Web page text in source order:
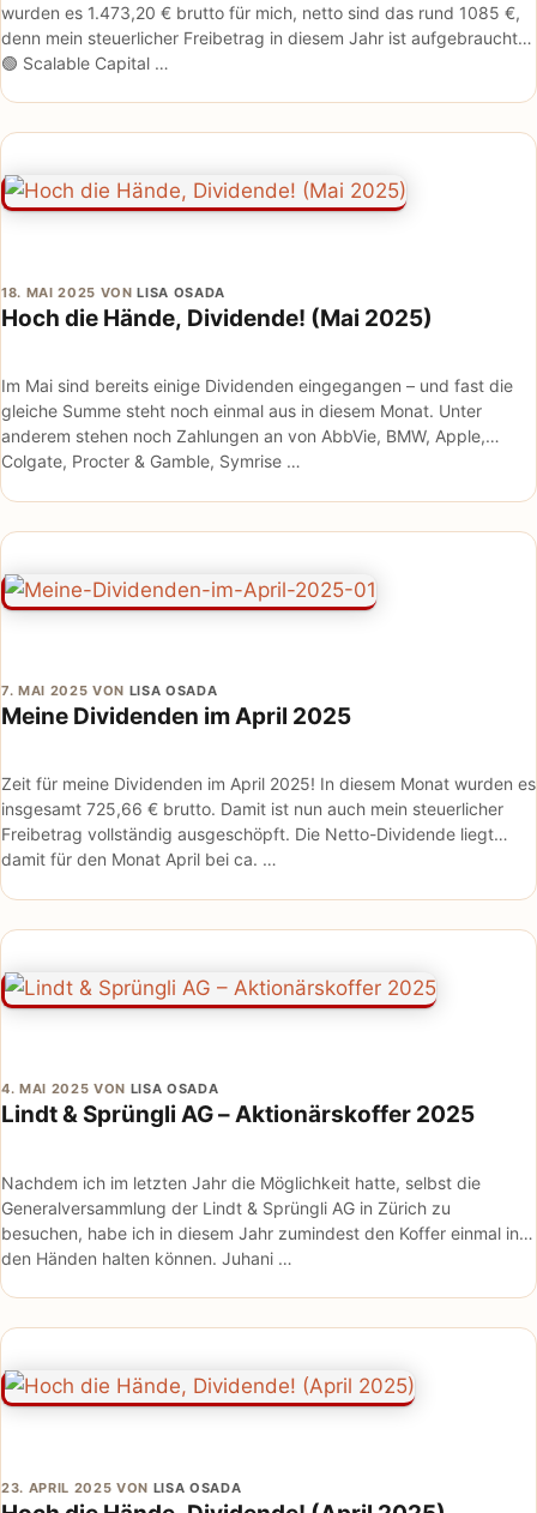
wurden es 1.473,20 € brutto für mich, netto sind das rund 1085 €,
denn mein steuerlicher Freibetrag in diesem Jahr ist aufgebraucht.
🟢 Scalable Capital …
Hoch die Hände, Dividende! (Mai 2025)
18. MAI 2025 VONLISA OSADA
Im Mai sind bereits einige Dividenden eingegangen – und fast die
gleiche Summe steht noch einmal aus in diesem Monat. Unter
anderem stehen noch Zahlungen an von AbbVie, BMW, Apple,
Colgate, Procter & Gamble, Symrise …
Meine Dividenden im April 2025
7. MAI 2025 VON LISA OSADA
Zeit für meine Dividenden im April 2025! In diesem Monat wurden es
insgesamt 725,66 € brutto. Damit ist nun auch mein steuerlicher
Freibetrag vollständig ausgeschöpft. Die Netto-Dividende liegt
damit für den Monat April bei ca. …
Lindt & Sprüngli AG – Aktionärskoffer 2025
4. MAI 2025 VON LISA OSADA
Nachdem ich im letzten Jahr die Möglichkeit hatte, selbst die
Generalversammlung der Lindt & Sprüngli AG in Zürich zu
besuchen, habe ich in diesem Jahr zumindest den Koffer einmal in
den Händen halten können. Juhani …
23. APRIL 2025 VON LISA OSADA